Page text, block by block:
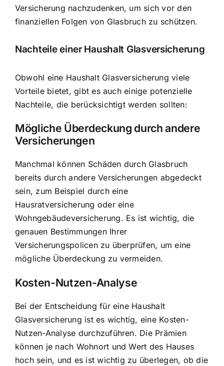
Versicherung nachzudenken, um sich vor den
finanziellen Folgen von Glasbruch zu schützen.
Nachteile einer Haushalt Glasversicherung
Obwohl eine Haushalt Glasversicherung viele
Vorteile bietet, gibt es auch einige potenzielle
Nachteile, die berücksichtigt werden sollten:
Mögliche Überdeckung durch andere
Versicherungen
Manchmal können Schäden durch Glasbruch
bereits durch andere Versicherungen abgedeckt
sein, zum Beispiel durch eine
Hausratversicherung oder eine
Wohngebäudeversicherung. Es ist wichtig, die
genauen Bestimmungen Ihrer
Versicherungspolicen zu überprüfen, um eine
mögliche Überdeckung zu vermeiden.
Kosten-Nutzen-Analyse
Bei der Entscheidung für eine Haushalt
Glasversicherung ist es wichtig, eine Kosten-
Nutzen-Analyse durchzuführen. Die Prämien
können je nach Wohnort und Wert des Hauses
hoch sein, und es ist wichtig zu überlegen, ob die